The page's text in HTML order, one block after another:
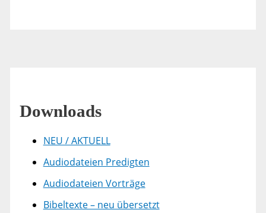
Downloads
NEU / AKTUELL
Audiodateien Predigten
Audiodateien Vorträge
Bibeltexte – neu übersetzt